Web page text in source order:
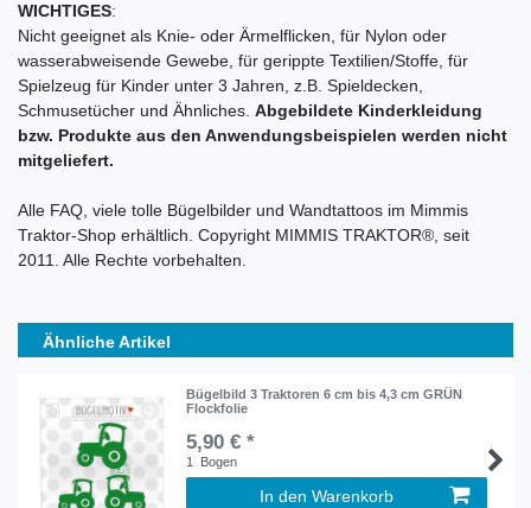
WICHTIGES:
Nicht geeignet als Knie- oder Ärmelflicken, für Nylon oder
wasserabweisende Gewebe, für gerippte Textilien/Stoffe, für
Spielzeug für Kinder unter 3 Jahren, z.B. Spieldecken,
Schmusetücher und Ähnliches. Abgebildete Kinderkleidung
bzw. Produkte aus den Anwendungsbeispielen werden nicht
mitgeliefert.
Alle FAQ, viele tolle Bügelbilder und Wandtattoos im Mimmis
Traktor-Shop erhältlich. Copyright MIMMIS TRAKTOR®, seit
2011. Alle Rechte vorbehalten.
Ähnliche Artikel
Bügelbild 3 Traktoren 6 cm bis 4,3 cm GRÜN
Flockfolie
5,90 € *
1 Bogen
In den Warenkorb